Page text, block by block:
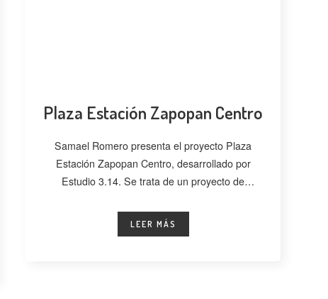
Plaza Estación Zapopan Centro
Samael Romero presenta el proyecto Plaza
Estación Zapopan Centro, desarrollado por
Estudio 3.14. Se trata de un proyecto de
LEER MÁS